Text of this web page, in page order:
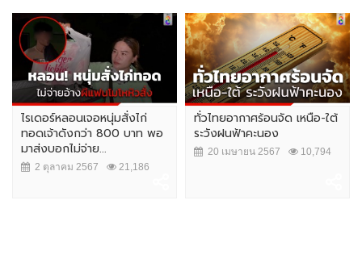
ไรเดอร์หลอนเจอหนุ่มสั่งไก่
ทอดเจ้าดังกว่า 800 บาท พอ
มาส่งบอกไม่จ่าย...
2 ตุลาคม 2567 21,186
ทั่วไทยอากาศร้อนจัด เหนือ-ใต้
ระวังฝนฟ้าคะนอง
20 เมษายน 2567 10,794